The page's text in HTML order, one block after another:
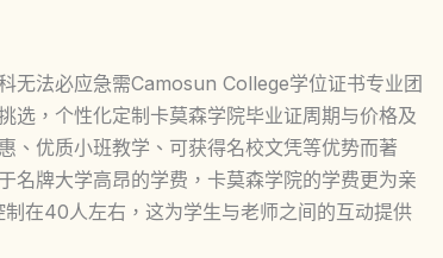
无法必应急需Camosun College学位证书专业团
选，个性化定制卡莫森学院毕业证周期与价格及
、优质小班教学、可获得名校文凭等优势而著
名牌大学高昂的学费，卡莫森学院的学费更为亲
在40人左右，这为学生与老师之间的互动提供